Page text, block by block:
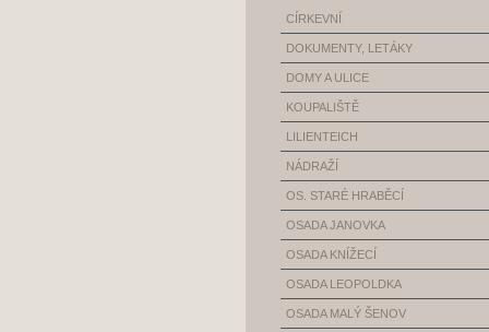
CÍRKEVNÍ
DOKUMENTY, LETÁKY
DOMY A ULICE
KOUPALIŠTĚ
LILIENTEICH
NÁDRAŽÍ
OS. STARÉ HRABĚCÍ
OSADA JANOVKA
OSADA KNÍŽECÍ
OSADA LEOPOLDKA
OSADA MALÝ ŠENOV